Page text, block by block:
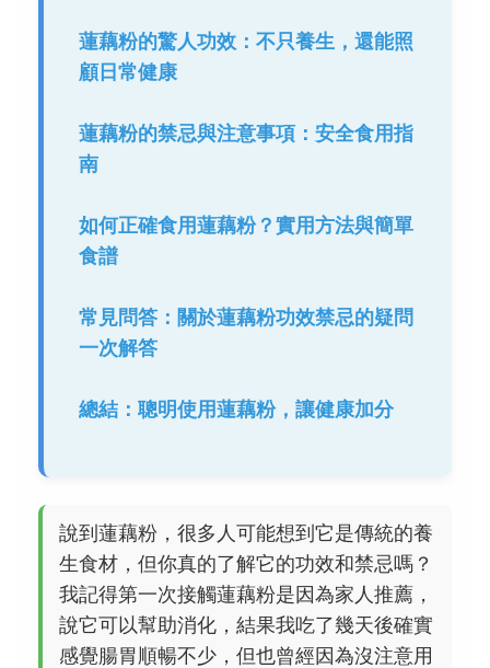
蓮藕粉的驚人功效：不只養生，還能照
顧日常健康
蓮藕粉的禁忌與注意事項：安全食用指
南
如何正確食用蓮藕粉？實用方法與簡單
食譜
常見問答：關於蓮藕粉功效禁忌的疑問
一次解答
總結：聰明使用蓮藕粉，讓健康加分
說到蓮藕粉，很多人可能想到它是傳統的養
生食材，但你真的了解它的功效和禁忌嗎？
我記得第一次接觸蓮藕粉是因為家人推薦，
說它可以幫助消化，結果我吃了幾天後確實
感覺腸胃順暢不少，但也曾經因為沒注意用